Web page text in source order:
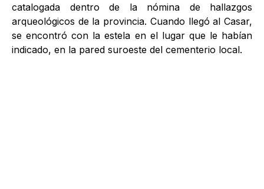
catalogada dentro de la nómina de hallazgos
arqueológicos de la provincia. Cuando llegó al Casar,
se encontró con la estela en el lugar que le habían
indicado, en la pared suroeste del cementerio local.